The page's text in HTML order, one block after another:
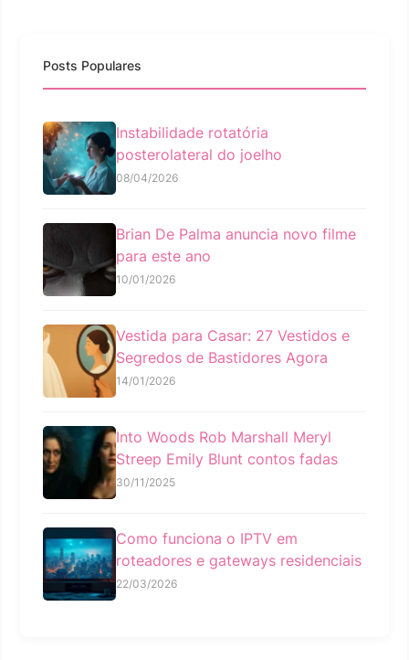
Posts Populares
Instabilidade rotatória
posterolateral do joelho
08/04/2026
Brian De Palma anuncia novo filme
para este ano
10/01/2026
Vestida para Casar: 27 Vestidos e
Segredos de Bastidores Agora
14/01/2026
Into Woods Rob Marshall Meryl
Streep Emily Blunt contos fadas
30/11/2025
Como funciona o IPTV em
roteadores e gateways residenciais
22/03/2026